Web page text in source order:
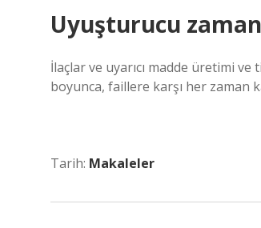
Uyuşturucu zaman
İlaçlar ve uyarıcı madde üretimi ve
boyunca, faillere karşı her zaman
Tarih: Makaleler